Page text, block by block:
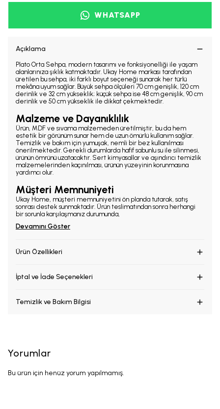
WHATSAPP
Açıklama
Plato Orta Sehpa, modern tasarımı ve fonksiyonelliği ile yaşam
alanlarınıza şıklık katmaktadır. Ukay Home markası tarafından
üretilen bu sehpa, iki farklı boyut seçeneği sunarak her türlü
mekâna uyum sağlar. Büyük sehpa ölçüleri 70 cm genişlik, 120 cm
derinlik ve 32 cm yükseklik; küçük sehpa ise 48 cm genişlik, 90 cm
derinlik ve 50 cm yükseklik ile dikkat çekmektedir.
Malzeme ve Dayanıklılık
Ürün, MDF ve sıvama malzemeden üretilmiştir, bu da hem
estetik bir görünüm sunar hem de uzun ömürlü kullanım sağlar.
Temizlik ve bakım için yumuşak, nemli bir bez kullanılması
önerilmektedir. Gerekli durumlarda hafif sabunlu su ile silinmesi,
ürünün ömrünü uzatacaktır. Sert kimyasallar ve aşındırıcı temizlik
malzemelerinden kaçınılması, ürünün yüzeyinin korunmasına
yardımcı olur.
Müşteri Memnuniyeti
Ukay Home, müşteri memnuniyetini ön planda tutarak, satış
sonrası destek sunmaktadır. Ürün teslimatından sonra herhangi
bir sorunla karşılaşmanız durumunda,
Devamını Göster
Ürün Özellikleri
İptal ve İade Seçenekleri
Temizlik ve Bakım Bilgisi
Yorumlar
Bu ürün için henüz yorum yapılmamış.